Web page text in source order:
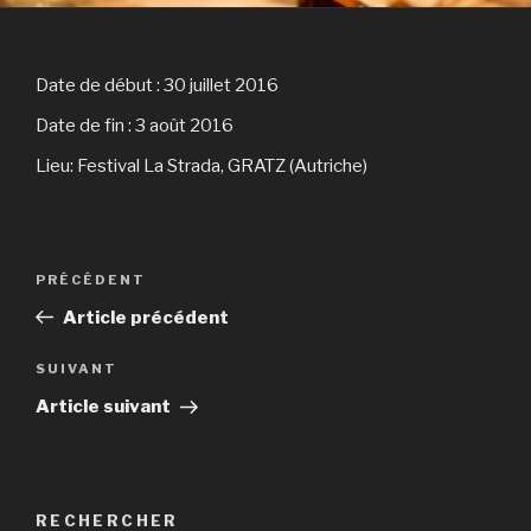
Date de début : 30 juillet 2016
Date de fin : 3 août 2016
Lieu: Festival La Strada, GRATZ (Autriche)
Navigation
l’article
Article
précédent
PRÉCÉDENT
Article précédent
Article
suivant
SUIVANT
Article suivant
RECHERCHER